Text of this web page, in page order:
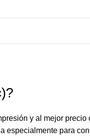
y al mejor
especialmente para